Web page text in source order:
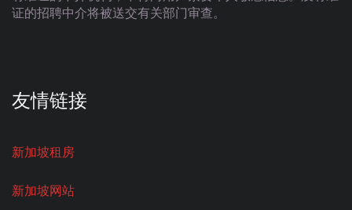
证的招聘中介将被送交有关部门审查。
友情链接
新加坡租房
新加坡网站